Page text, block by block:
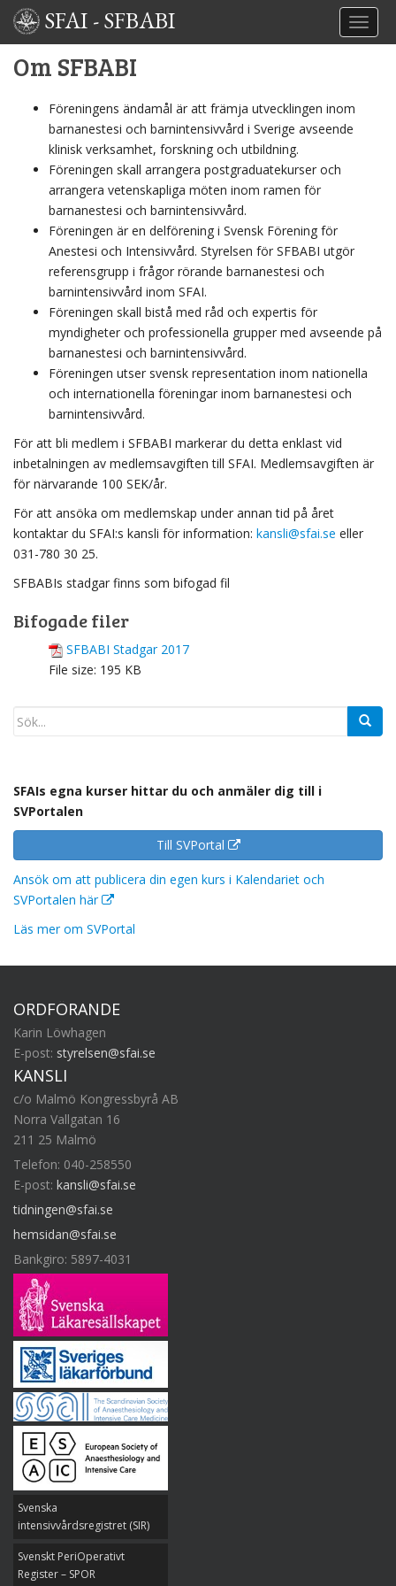
SFAI -SFBABI
Om SFBABI
Föreningens ändamål är att främja utvecklingen inom
barnanestesi och barnintensivvård i Sverige avseende
klinisk verksamhet, forskning och utbildning.
Föreningen skall arrangera postgraduatekurser och
arrangera vetenskapliga möten inom ramen för
barnanestesi och barnintensivvård.
Föreningen är en delförening i Svensk Förening för
Anestesi och Intensivvård. Styrelsen för SFBABI utgör
referensgrupp i frågor rörande barnanestesi och
barnintensivvård inom SFAI.
Föreningen skall bistå med råd och expertis för
myndigheter och professionella grupper med avseende på
barnanestesi och barnintensivvård.
Föreningen utser svensk representation inom nationella
och internationella föreningar inom barnanestesi och
barnintensivvård.
För att bli medlem i SFBABI markerar du detta enklast vid
inbetalningen av medlemsavgiften till SFAI. Medlemsavgiften är
för närvarande 100 SEK/år.
För att ansöka om medlemskap under annan tid på året
kontaktar du SFAI:s kansli för information: kansli@sfai.se eller
031-780 30 25.
SFBABIs stadgar finns som bifogad fil
Bifogade filer
SFBABI Stadgar 2017
File size: 195 KB
SFAIs egna kurser hittar du och anmäler dig till i
SVPortalen
Till SVPortal
Ansök om att publicera din egen kurs i Kalendariet och
SVPortalen här
Läs mer om SVPortal
ORDFÖRANDE
Karin Löwhagen
E-post: styrelsen@sfai.se
KANSLI
c/o Malmö Kongressbyrå AB
Norra Vallgatan 16
211 25 Malmö
Telefon: 040-258550
E-post: kansli@sfai.se
tidningen@sfai.se
hemsidan@sfai.se
Bankgiro: 5897-4031
Svenska
intensivvårdsregistret (SIR)
Svenskt PeriOperativt
Register – SPOR